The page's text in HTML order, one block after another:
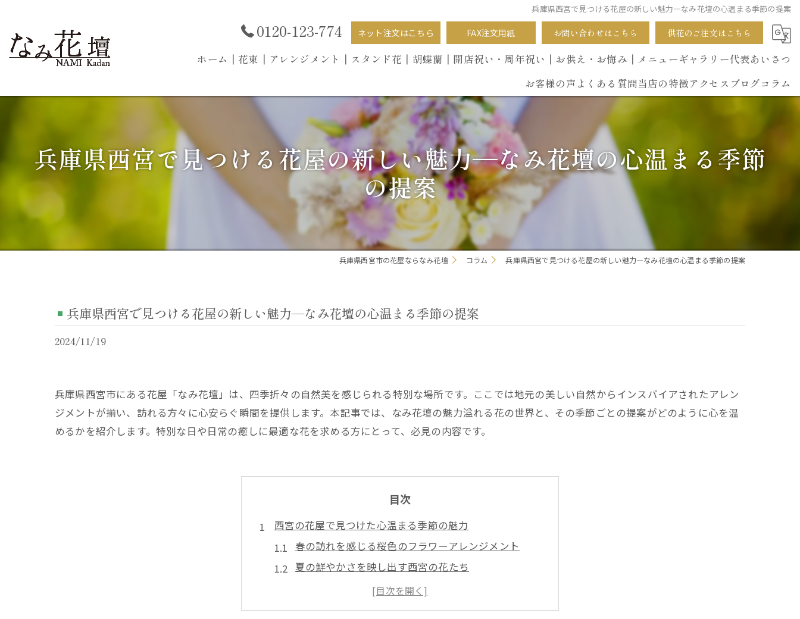
兵庫県西宮で見つける花屋の新しい魅力—なみ花壇の心温まる季節の提案
0120-123-774 ネット注文はこちら FAX注文用紙 お問い合わせはこちら 供花のご注文はこちら
ホーム ┃花束┃ アレンジメント┃ スタンド花┃ 胡蝶蘭 ┃開店祝い・周年祝い ┃お供え・お悔み ┃メニューギャラリー代表あいさつ
お客様の声 よくある質問当店の特徴
開店祝い
イベント
誕生日
アクセス ブログコラム
兵庫県西宮で見つける花屋の新しい魅力—なみ花壇の心温まる季節
の提案
兵庫県西宮市の花屋ならなみ花壇 コラム 兵庫県西宮で見つける花屋の新しい魅力—なみ花壇の心温まる季節の提案
兵庫県西宮で見つける花屋の新しい魅力—なみ花壇の心温まる季節の提案
2024/11/19
兵庫県西宮市にある花屋「なみ花壇」は、四季折々の自然美を感じられる特別な場所です。ここでは地元の美しい自然からインスパイアされたアレン
ジメントが揃い、訪れる方々に心安らぐ瞬間を提供します。本記事では、なみ花壇の魅力溢れる花の世界と、その季節ごとの提案がどのように心を温
めるかを紹介します。特別な日や日常の癒しに最適な花を求める方にとって、必見の内容です。
目次
西宮の花屋で見つけた心温まる季節の魅力
春の訪れを感じる桜色のフラワーアレンジメント
夏の鮮やかさを映し出す西宮の花たち
秋の紅葉をイメージした心和むブーケ
冬の静けさを彩る雪のようなアレンジメント